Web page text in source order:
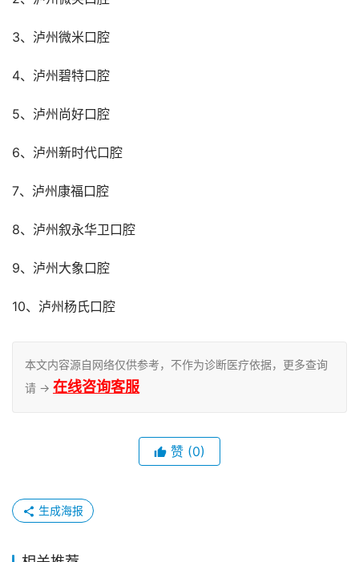
3、泸州微米口腔
4、泸州碧特口腔
5、泸州尚好口腔
6、泸州新时代口腔
7、泸州康福口腔
8、泸州叙永华卫口腔
9、泸州大象口腔
10、泸州杨氏口腔
本文内容源自网络仅供参考，不作为诊断医疗依据，更多查询
请 → 在线咨询客服
赞 (0)
生成海报